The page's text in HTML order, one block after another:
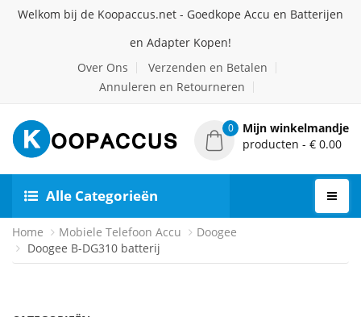
Welkom bij de Koopaccus.net - Goedkope Accu en Batterijen
en Adapter Kopen!
Over Ons
Verzenden en Betalen
Annuleren en Retourneren
0
Mijn winkelmandje
producten - € 0.00
Alle Categorieën
Home Mobiele Telefoon Accu
Doogee
Doogee B-DG310 batterij